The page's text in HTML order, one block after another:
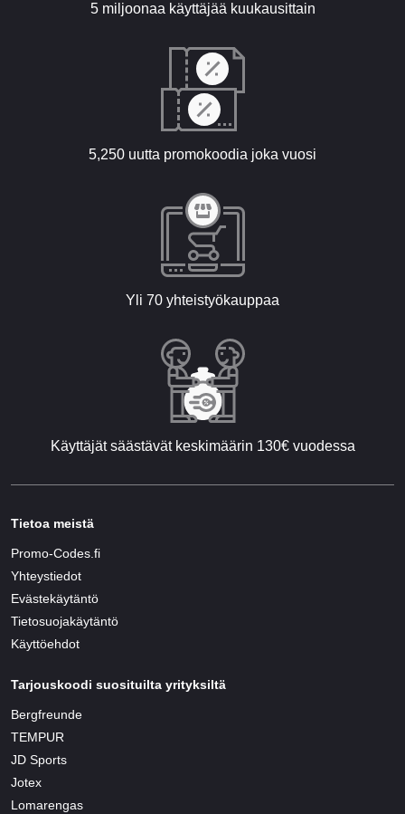
5 miljoonaa käyttäjää kuukausittain
5,250 uutta promokoodia joka vuosi
Yli 70 yhteistyökauppaa
Käyttäjät säästävät keskimäärin 130€ vuodessa
Tietoa meistä
Promo-Codes.fi
Yhteystiedot
Evästekäytäntö
Tietosuojakäytäntö
Käyttöehdot
Tarjouskoodi suosituilta yrityksiltä
Bergfreunde
TEMPUR
JD Sports
Jotex
Lomarengas